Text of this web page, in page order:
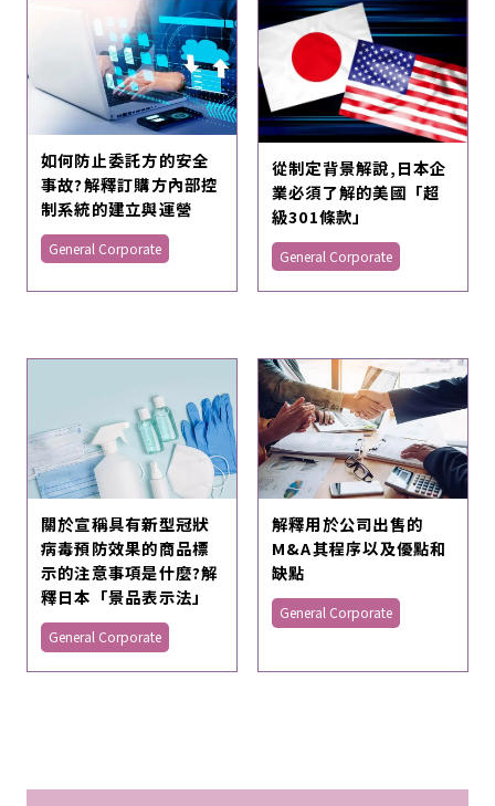
如何防止委託方的安全
事故?解釋訂購方內部控
制系統的建立與運營
General Corporate
從制定背景解說,日本企
業必須了解的美國「超
級301條款」
General Corporate
關於宣稱具有新型冠狀
病毒預防效果的商品標
示的注意事項是什麼?解
釋日本「景品表示法」
General Corporate
解釋用於公司出售的
M&A其程序以及優點和
缺點
General Corporate